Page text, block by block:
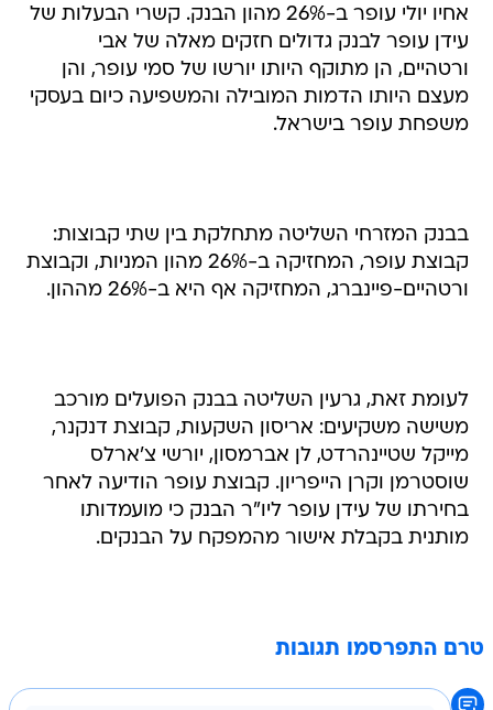
אחיו יולי עופר ב-26% מהון הבנק. קשרי הבעלות של
עידן עופר לבנק גדולים חזקים מאלה של אבי
ורטהיים, הן מתוקף היותו יורשו של סמי עופר, והן
מעצם היותו הדמות המובילה והמשפיעה כיום בעסקי
משפחת עופר בישראל.
בבנק המזרחי השליטה מתחלקת בין שתי קבוצות:
קבוצת עופר, המחזיקה ב-26% מהון המניות, וקבוצת
ורטהיים-פיינברג, המחזיקה אף היא ב-26% מההון.
לעומת זאת, גרעין השליטה בבנק הפועלים מורכב
משישה משקיעים: אריסון השקעות, קבוצת דנקנר,
מייקל שטיינהרדט, לן אברמסון, יורשי צ'ארלס
שוסטרמן וקרן הייפריון. קבוצת עופר הודיעה לאחר
בחירתו של עידן עופר ליו"ר הבנק כי מועמדותו
מותנית בקבלת אישור מהמפקח על הבנקים.
טרם התפרסמו תגובות